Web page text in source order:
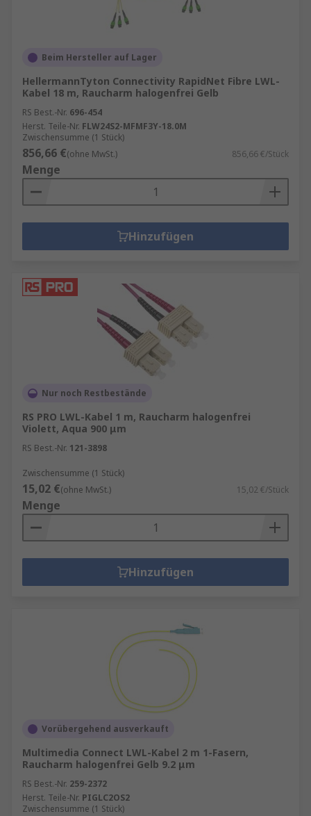
Beim Hersteller auf Lager
HellermannTyton Connectivity RapidNet Fibre LWL-
Kabel 18 m, Raucharm halogenfrei Gelb
RS Best.-Nr. 696-454
Herst. Teile-Nr. FLW24S2-MFMF3Y-18.0M
Zwischensumme (1 Stück)
856,66 €(ohne MwSt.) 856,66 €/Stück
Menge
Hinzufügen
Nur noch Restbestände
RS PRO LWL-Kabel 1 m, Raucharm halogenfrei
Violett, Aqua 900 μm
RS Best.-Nr. 121-3898
Zwischensumme (1 Stück)
15,02 €(ohne MwSt.) 15,02 €/Stück
Menge
Hinzufügen
Vorübergehend ausverkauft
Multimedia Connect LWL-Kabel 2 m 1-Fasern,
Raucharm halogenfrei Gelb 9.2 μm
RS Best.-Nr. 259-2372
Herst. Teile-Nr. PIGLC2OS2
Zwischensumme (1 Stück)